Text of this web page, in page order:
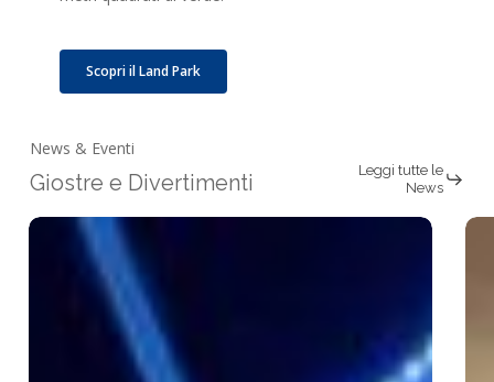
Scopri il Land Park
News & Eventi
Giostre e Divertimenti
Leggi tutte le
News